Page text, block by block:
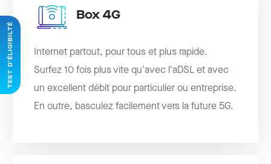
Box 4G
Internet partout, pour tous et plus rapide.
Surfez 10 fois plus vite qu'avec l'aDSL et avec
un excellent débit pour particulier ou entreprise.
En outre, basculez facilement vers la future 5G.
TEST D'ÉLIGIBILTÉ